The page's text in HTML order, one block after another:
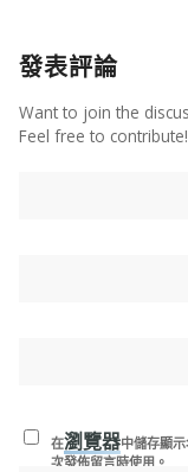
發表評論
Want to join the
Feel free to contribute!
在瀏覽器中儲存顯
次發佈留言時使用。